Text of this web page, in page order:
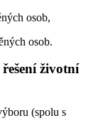
osob,
osob.
životní
(spolu s